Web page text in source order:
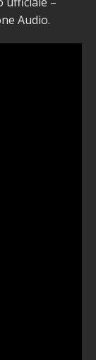
Audio.